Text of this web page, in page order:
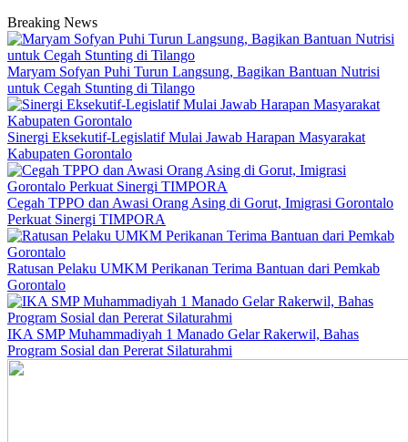
Breaking News
Maryam Sofyan Puhi Turun Langsung, Bagikan Bantuan Nutrisi
untuk Cegah Stunting di Tilango
Sinergi Eksekutif-Legislatif Mulai Jawab Harapan Masyarakat
Kabupaten Gorontalo
Cegah TPPO dan Awasi Orang Asing di Gorut, Imigrasi Gorontalo
Perkuat Sinergi TIMPORA
Ratusan Pelaku UMKM Perikanan Terima Bantuan dari Pemkab
Gorontalo
IKA SMP Muhammadiyah 1 Manado Gelar Rakerwil, Bahas
Program Sosial dan Pererat Silaturahmi